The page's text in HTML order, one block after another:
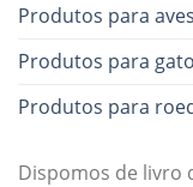
Produtos para aves
Produtos para gato
Produtos para
Dispomos de livro